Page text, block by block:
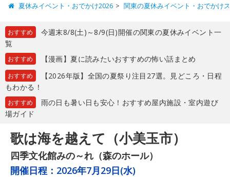
夏休みイベント・おでかけ2026 関東の夏休みイベント・おでかけ
おすすめ
今週末8/8(土)～8/9(日)開催の関東の夏休みイベント一
覧
おすすめ 【漫画】夏に読みたいおすすめの怖い話まとめ
おすすめ
【2026年版】全国の夏祭り注目27選。見どころ・日程
もわかる！
おすすめ
雨の日も暑い日も安心！おすすめ屋内施設・室内遊び
場ガイド
歌は海を越えて（小美玉市）
四季文化館みの～れ（森のホール）
開催日程： 2026年7月29日(水)